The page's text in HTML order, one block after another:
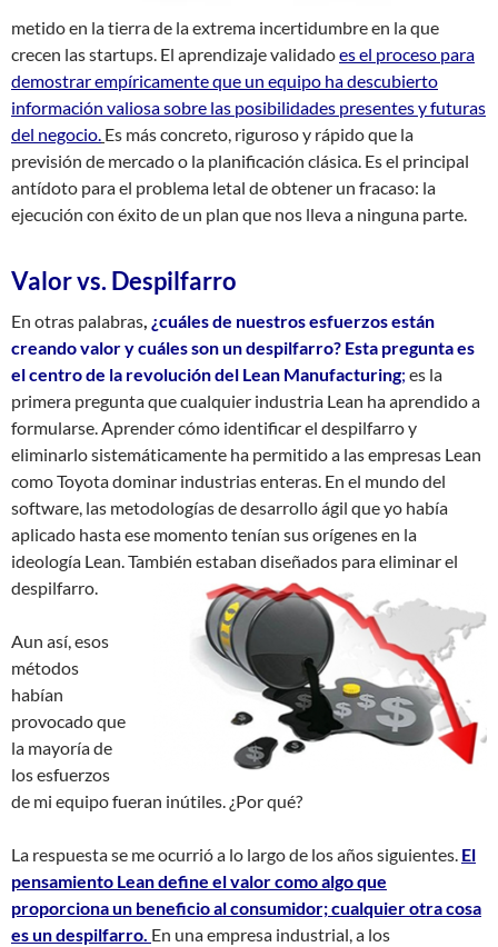
metido en la tierra de la extrema incertidumbre en la que
crecen las startups. El aprendizaje validadoes el proceso para
demostrar empíricamente que un equipo ha descubierto
información valiosa sobre las posibilidades presentes y futuras
del negocio. Es más concreto, riguroso y rápido que la
previsión de mercado o la planificación clásica. Es el principal
antídoto para el problema letal de obtener un fracaso: la
ejecución con éxito de un plan que nos lleva a ninguna parte.
Valor vs. Despilfarro
En otras palabras, ¿cuáles de nuestros esfuerzosestán
creando valor y cuálessonun despilfarro? Esta pregunta es
el centro de la revolución del Lean Manufacturing; es la
primera pregunta que cualquier industria Lean ha aprendido a
formularse. Aprender cómo identificar el despilfarro y
eliminarlo sistemáticamente ha permitido a las empresas Lean
como Toyota dominar industrias enteras. En el mundo del
software, las metodologías de desarrollo ágil que yo había
aplicado hasta ese momento tenían sus orígenes en la
ideología Lean. También estaban diseñados para eliminar el
despilfarro.
Aun así, esos
métodos
habían
provocado que
la mayoría de
los esfuerzos
de mi equipo fueran inútiles. ¿Por qué?
La respuesta se me ocurrió a lo largo de los años siguientes. El
pensamiento Lean define el valor como algo que
proporciona un beneficio al consumidor; cualquier otra cosa
es un despilfarro. En una empresa industrial, a los